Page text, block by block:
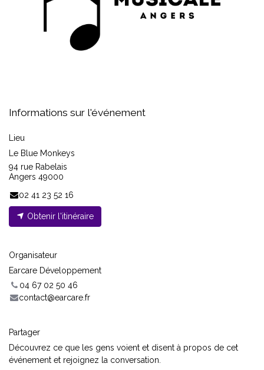
Informations sur l'événement
Lieu
Le Blue Monkeys
94 rue Rabelais
Angers 49000
02 41 23 52 16
Obtenir l'itinéraire
Organisateur
Earcare Développement
04 67 02 50 46
contact@earcare.fr
Partager
Découvrez ce que les gens voient et disent à propos de cet
événement et rejoignez la conversation.